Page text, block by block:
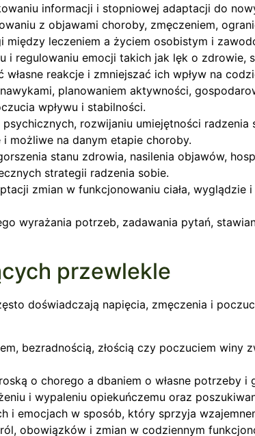
informacji i stopniowej adaptacji do
z objawami choroby, zmęczeniem,
między leczeniem a życiem osobistym i
i regulowaniu emocji takich jak lęk o zdrowie,
reakcje i zmniejszać ich wpływ na
planowaniem aktywności,
wpływu i stabilności.
rozwijaniu umiejętności radzenia
możliwe na danym etapie choroby.
stanu zdrowia, nasilenia objawów,
strategii radzenia sobie.
zmian w funkcjonowaniu ciała, wyglądzie
wyrażania potrzeb, zadawania pytań,
przewlekle
doświadczają napięcia, zmęczenia i
bezradnością, złością czy poczuciem winy
o chorego a dbaniem o własne potrzeby i
i wypaleniu opiekuńczemu oraz
i emocjach w sposób, który sprzyja
obowiązków i zmian w codziennym